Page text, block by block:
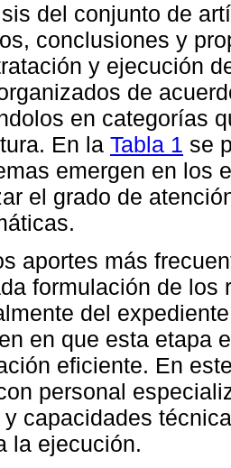
del conjunto de
conclusiones y
y ejecución
de
en categorías
En la Tabla 1 se
emergen en los
el grado de
aportes más
formulación de los
del
en que esta etapa
eficiente. En
personal
capacidades
la ejecución.